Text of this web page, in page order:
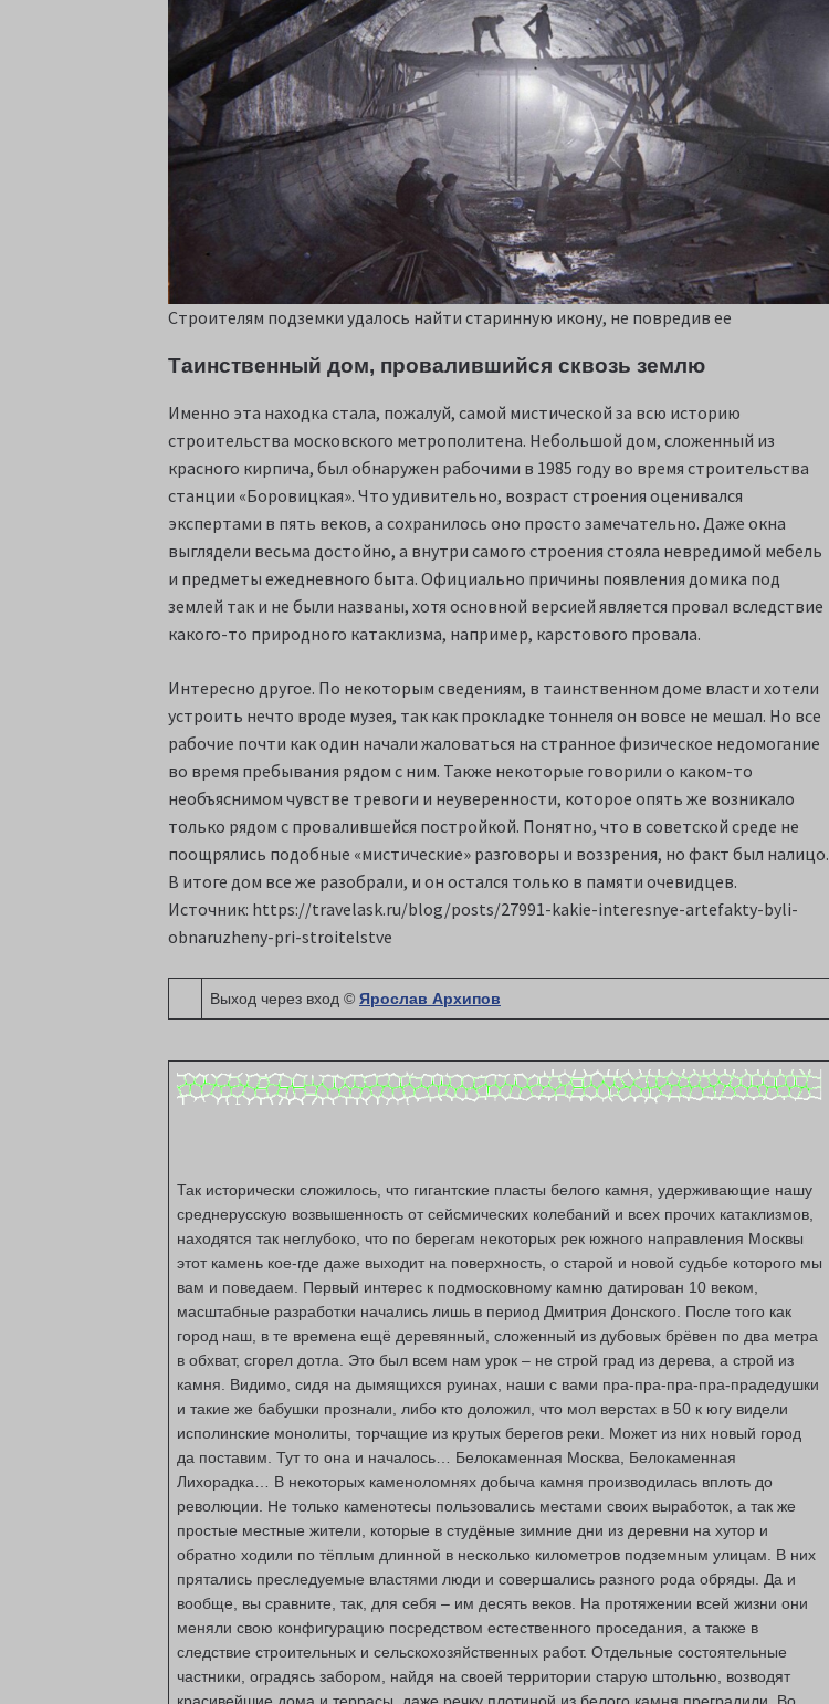
Строителям подземки удалось найти старинную икону, не повредив ее
Таинственный дом, провалившийся сквозь землю
Именно эта находка стала, пожалуй, самой мистической за всю историю
строительства московского метрополитена. Небольшой дом, сложенный из
красного кирпича, был обнаружен рабочими в 1985 году во время строительства
станции «Боровицкая». Что удивительно, возраст строения оценивался
экспертами в пять веков, а сохранилось оно просто замечательно. Даже окна
выглядели весьма достойно, а внутри самого строения стояла невредимой мебель
и предметы ежедневного быта. Официально причины появления домика под
землей так и не были названы, хотя основной версией является провал вследствие
какого-то природного катаклизма, например, карстового провала.
Интересно другое. По некоторым сведениям, в таинственном доме власти хотели
устроить нечто вроде музея, так как прокладке тоннеля он вовсе не мешал. Но все
рабочие почти как один начали жаловаться на странное физическое недомогание
во время пребывания рядом с ним. Также некоторые говорили о каком-то
необъяснимом чувстве тревоги и неуверенности, которое опять же возникало
только рядом с провалившейся постройкой. Понятно, что в советской среде не
поощрялись подобные «мистические» разговоры и воззрения, но факт был налицо.
В итоге дом все же разобрали, и он остался только в памяти очевидцев.
Источник: https://travelask.ru/blog/posts/27991-kakie-interesnye-artefakty-byli-
obnaruzheny-pri-stroitelstve
Выход через вход © Ярослав Архипов
Так исторически сложилось, что гигантские пласты белого камня, удерживающие нашу
среднерусскую возвышенность от сейсмических колебаний и всех прочих катаклизмов,
находятся так неглубоко, что по берегам некоторых рек южного направления Москвы
этот камень кое-где даже выходит на поверхность, о старой и новой судьбе которого мы
вам и поведаем. Первый интерес к подмосковному камню датирован 10 веком,
масштабные разработки начались лишь в период Дмитрия Донского. После того как
город наш, в те времена ещё деревянный, сложенный из дубовых брёвен по два метра
в обхват, сгорел дотла. Это был всем нам урок – не строй град из дерева, а строй из
камня. Видимо, сидя на дымящихся руинах, наши с вами пра-пра-пра-пра-прадедушки
и такие же бабушки прознали, либо кто доложил, что мол верстах в 50 к югу видели
исполинские монолиты, торчащие из крутых берегов реки. Может из них новый город
да поставим. Тут то она и началось… Белокаменная Москва, Белокаменная
Лихорадка… В некоторых каменоломнях добыча камня производилась вплоть до
революции. Не только каменотесы пользовались местами своих выработок, а так же
простые местные жители, которые в студёные зимние дни из деревни на хутор и
обратно ходили по тёплым длинной в несколько километров подземным улицам. В них
прятались преследуемые властями люди и совершались разного рода обряды. Да и
вообще, вы сравните, так, для себя – им десять веков. На протяжении всей жизни они
меняли свою конфигурацию посредством естественного проседания, а также в
следствие строительных и сельскохозяйственных работ. Отдельные состоятельные
частники, оградясь забором, найдя на своей территории старую штольню, возводят